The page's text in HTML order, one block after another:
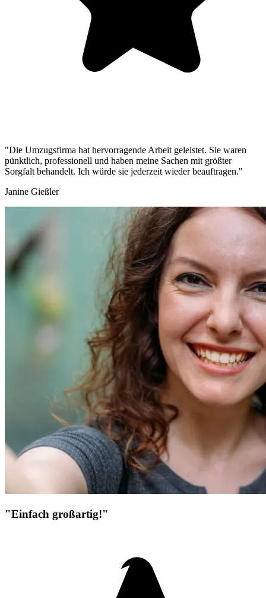
"Die Umzugsfirma hat hervorragende Arbeit geleistet. Sie waren
pünktlich, professionell und haben meine Sachen mit größter
Sorgfalt behandelt. Ich würde sie jederzeit wieder beauftragen."
Janine Gießler
"Einfach großartig!"